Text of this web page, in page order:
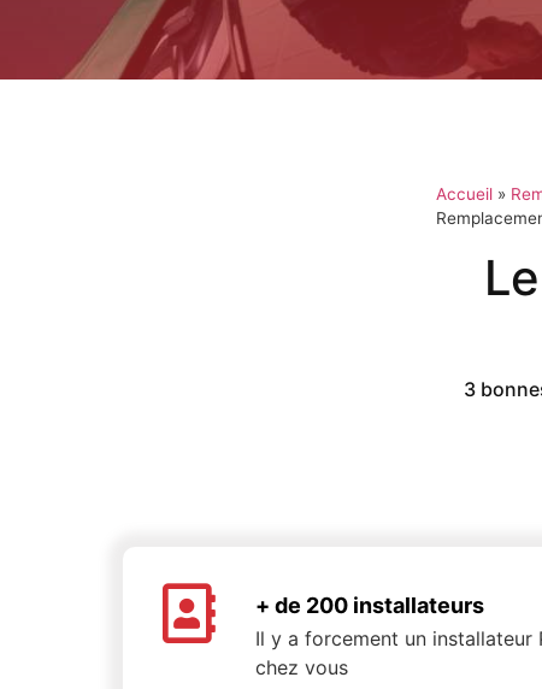
Accueil »
3
+ de 200 installateurs
Il y a forcement un installateur
chez vous